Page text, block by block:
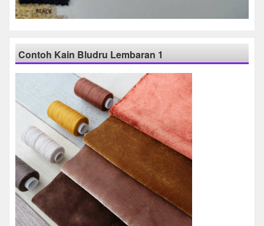
Contoh Kain Bludru Lembaran 1